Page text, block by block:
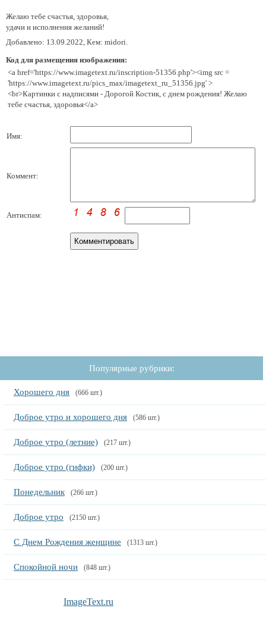
Желаю тебе счастья, здоровья,
удачи и исполнения желаний!
Добавлено: 13.09.2022, Кем: midori.
Код для размещения изображения:
<a href='https://www.imagetext.ru/inscription-51356.php'><img src =
'https://www.imagetext.ru/pics_max/imagetext_ru_51356.jpg' >
<br>Картинки с надписями - Дорогой Костик, с днем рождения! Желаю
тебе счастья, здоровья</a>
Имя:
Коммент:
Антиспам:
Популярные рубрики:
Хорошего дня (666 шт.)
Доброе утро и хорошего дня (586 шт.)
Доброе утро (летние) (217 шт.)
Доброе утро (гифки) (200 шт.)
Понедельник (266 шт.)
Доброе утро (2150 шт.)
С Днем Рождения женщине (1313 шт.)
Спокойной ночи (848 шт.)
ImageText.ru